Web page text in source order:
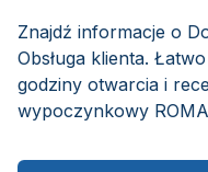
Znajdź informacje o
Obsługa klienta.
godziny otwarcia i
wypoczynkowy